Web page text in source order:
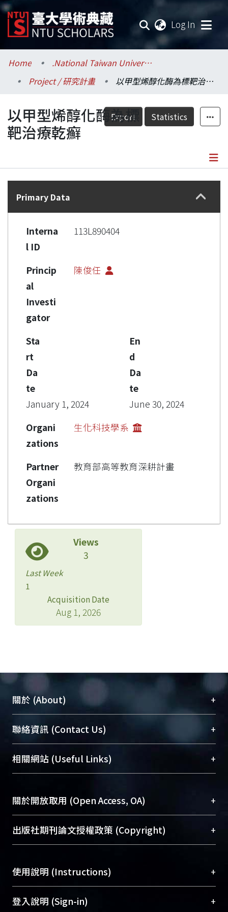
Log In
Communities & Collections
Research Outputs
Fundings & Projects
Researchers
Statistics
Home
.National Taiwan University / 國立臺灣大學
Project / 研究計畫
以甲型烯醇化酶為標靶治療乾癬
Export Statistics
以甲型烯醇化酶為標
靶治療乾癬
Details
Primary Data
Interna
l ID
113L890404
Princip
al
Investi
gator
陳俊任
Sta
rt
Da
te
January 1, 2024
En
d
Da
te
June 30, 2024
Organi
zations
生化科技學系
Partner
Organi
zations
教育部高等教育深耕計畫
Views
3
Last Week
1
Acquisition Date
Aug 1, 2026
關於 (About) +
臺大位居世界頂尖大學之列，為永久珍藏及向國際
展現本校豐碩的研究成果及學術能量，圖書館整合
機構典藏（NTUR）與學術庫（AH）不同功能平
台，成為臺大學術典藏NTU scholars。期能整合研
成果。
To permanently archive and promote researcher
profiles and scholarly works, Library integrates the
services of “NTU Repository” with “Academic
聯絡資訊 (Contact Us) +
總館學科館員(Main Library)
醫學圖書館學科館員(Medical Library)
Sciences Library)
相關網站 (Useful Links) +
關於開放取用 (Open Access, OA) +
開放取用是從使用者角度提升資訊取用性的社會運
動，應用在學術研究上是透過將研究著作公開供使
用逐年攀升。同時可加速研究發展、提升研究影響
Archive）平台。 （點選深入了解OA）
出版社期刊論文授權政策 (Copyright) +
含部分內容的版權非匯入者所有，或由第三方贊
助與合作完成，請確認該版權所有者及第三方同
意提供此授權。
使用說明 (Instructions) +
網站簡介(Quickstart Guide)
登入說明 (Sign-in) +